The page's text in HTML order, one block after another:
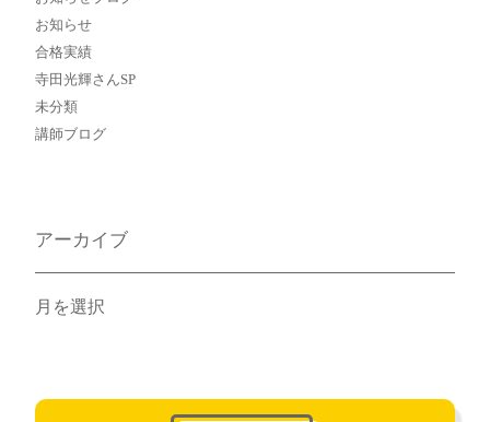
お知らせ
合格実績
寺田光輝さんSP
未分類
講師ブログ
アーカイブ
ア
ブ